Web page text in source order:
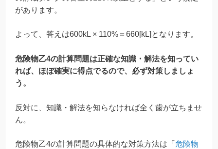
があります。
よって、答えは600kL × 110%＝660[kL]となります。
危険物乙4の計算問題は正確な知識・解法を知ってい
れば、ほぼ確実に得点でるので、必ず対策しましょ
う。
反対に、知識・解法を知らなければ全く歯が立ちませ
ん。
危険物乙4の計算問題の具体的な対策方法は「 危険物